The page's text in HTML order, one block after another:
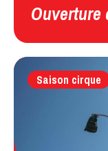
Ouverture
Saison cirque